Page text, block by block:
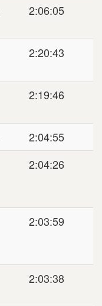
2:06:05
2:20:43
2:19:46
2:04:55
2:04:26
2:03:59
2:03:38